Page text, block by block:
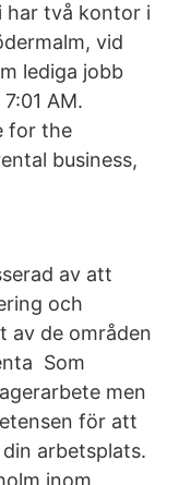
har två kontor i
vid
lediga jobb
AM.
for the
business,
av att
och
av de områden
Som
men
för att
arbetsplats.
inom